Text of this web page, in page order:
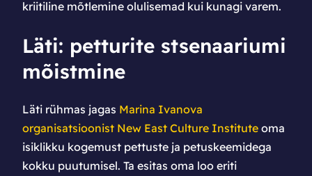
kriitiline mõtlemine olulisemad kui kunagi varem.
Läti: petturite stsenaariumi
mõistmine
Läti rühmas jagas Marina Ivanova
organisatsioonist New East Culture Institute oma
isiklikku kogemust pettuste ja petuskeemidega
kokku puutumisel. Ta esitas oma loo eriti